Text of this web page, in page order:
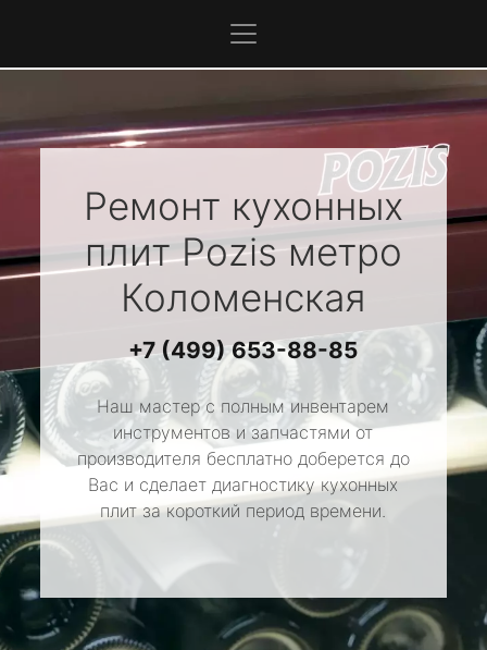
Ремонт кухонных
плитPozisметро
Коломенская
+7 (499) 653-88-85
Наш мастер с полным инвентарем
инструментов и запчастями от
производителя бесплатно доберется до
Вас и сделает диагностику кухонных
плит за короткий период времени.